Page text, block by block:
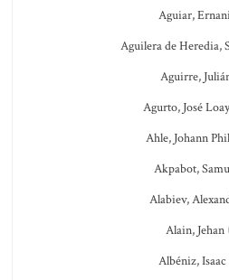
Aguiar,
Aguilera de Heredia,
Aguirre,
Agurto, José
Ahle, Johann
Akpabot,
Alabiev,
Alain, Jehan
Albéniz, Isaac